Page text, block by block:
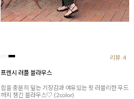
리뷰:4
프렌시 러플 블라우스
힙을 충분히 덮는 기장감과 여유있는 핏 러블리한 무드
까지 챙긴 블라우스♡ (2color)